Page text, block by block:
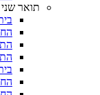
תואר